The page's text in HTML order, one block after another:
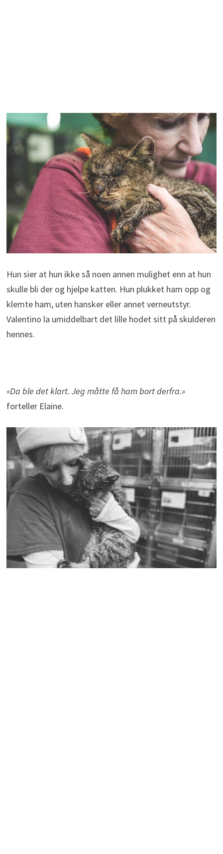
Hun sier at hun ikke så noen annen mulighet enn at hun
skulle bli der og hjelpe katten. Hun plukket ham opp og
klemte ham, uten hansker eller annet verneutstyr.
Valentino la umiddelbart det lille hodet sitt på skulderen
hennes.
«Da ble det klart. Jeg måtte få ham bort derfra.»
forteller Elaine.